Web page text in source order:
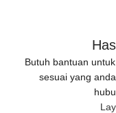
Butuh bantuan
sesuai yang